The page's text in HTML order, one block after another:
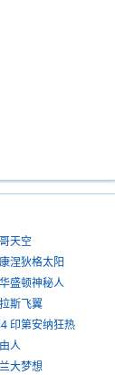
天空
涅狄格太阳
盛顿神秘人
斯飞翼
印第安纳狂热
人
大梦想